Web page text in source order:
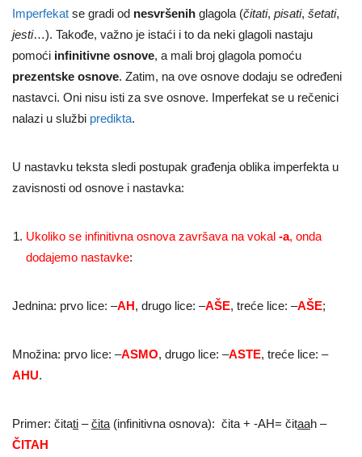
Imperfekat se gradi od nesvršenih glagola (čitati, pisati, šetati,
jesti…). Takođe, važno je istaći i to da neki glagoli nastaju
pomoći infinitivne osnove, a mali broj glagola pomoću
prezentske osnove. Zatim, na ove osnove dodaju se određeni
nastavci. Oni nisu isti za sve osnove. Imperfekat se u rečenici
nalazi u službi predikta.
U nastavku teksta sledi postupak građenja oblika imperfekta u
zavisnosti od osnove i nastavka:
Ukoliko se infinitivna osnova završava na vokal -a, onda
dodajemo nastavke:
Jednina: prvo lice: –AH, drugo lice: –AŠE, treće lice: –AŠE;
Množina: prvo lice: –ASMO, drugo lice: –ASTE, treće lice: –
AHU.
Primer: čitati –čita (infinitivna osnova): čita + -AH= čitaah –
ČITAH